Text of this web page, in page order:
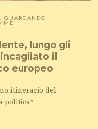
GUARDANDO
lungo gli
il
europeo
itinerario del
politica”